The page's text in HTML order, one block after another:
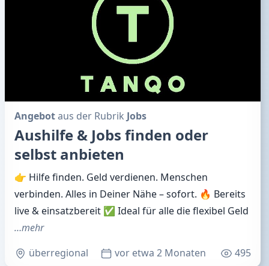
Angebotaus der Rubrik Jobs
Aushilfe & Jobs finden oder
selbst anbieten
👉 Hilfe finden. Geld verdienen. Menschen
verbinden. Alles in Deiner Nähe – sofort. 🔥 Bereits
live & einsatzbereit ✅ Ideal für alle die flexibel Geld
…mehr
überregional
vor etwa 2 Monaten 495